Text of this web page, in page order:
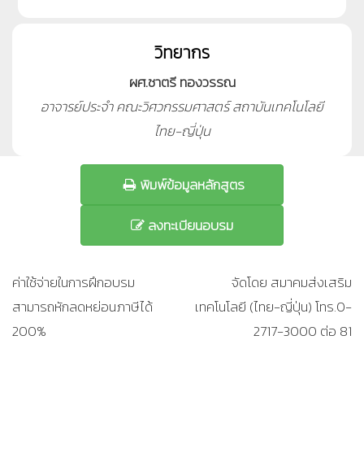
วิทยากร
ผศ.ชาตรี ทองวรรณ
อาจารย์ประจำ คณะวิศวกรรมศาสตร์ สถาบันเทคโนโลยี
ไทย-ญี่ปุ่น
พิมพ์ข้อมูลหลักสูตร
ลงทะเบียนอบรม
ค่าใช้จ่ายในการฝึกอบรม
สามารถหักลดหย่อนภาษีได้
200%
จัดโดย สมาคมส่งเสริม
เทคโนโลยี (ไทย-ญี่ปุ่น) โทร.0-
2717-3000 ต่อ 81